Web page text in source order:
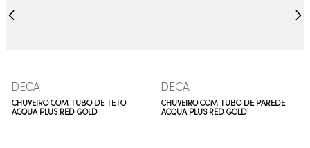
DECA
CHUVEIRO COM TUBO DE TETO
ACQUA PLUS RED GOLD
DECA
CHUVEIRO COM TUBO DE PAREDE
ACQUA PLUS RED GOLD